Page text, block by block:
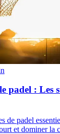
padel : Les
de padel
et dominer la